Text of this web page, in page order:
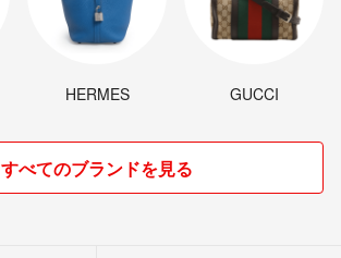
HERMES GUCCI
すべてのブランドを見る